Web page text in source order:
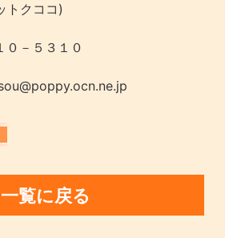
クココ)
０－５３１０
一覧に戻る